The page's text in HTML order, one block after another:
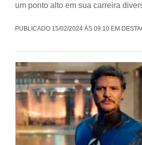
um ponto alto em sua carreira
PUBLICADO 15/02/2024 ÀS 09:10 EM